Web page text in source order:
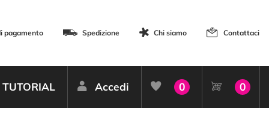
pagamento Spedizione Chi siamo Contattaci
TUTORIAL Accedi 0 0